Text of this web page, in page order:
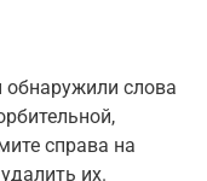
слова
справа на
их.